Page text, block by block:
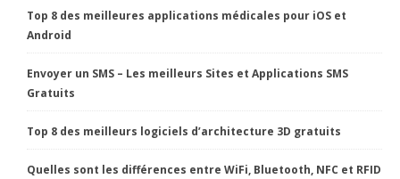
Top 8 des meilleures applications médicales pour iOS et
Android
Envoyer un SMS – Les meilleurs Sites et Applications SMS
Gratuits
Top 8 des meilleurs logiciels d’architecture 3D gratuits
Quelles sont les différences entre WiFi, Bluetooth, NFC et RFID